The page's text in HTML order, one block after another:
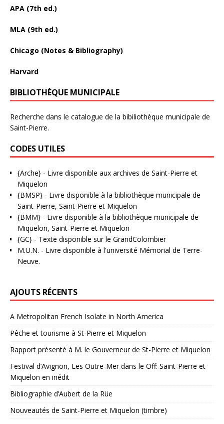
APA (7th ed.)
MLA (9th ed.)
Chicago (Notes & Bibliography)
Harvard
BIBLIOTHÈQUE MUNICIPALE
Recherche dans le catalogue de la bibiliothèque municipale de
Saint-Pierre.
CODES UTILES
{Arche} - Livre disponible aux archives de Saint-Pierre et
Miquelon
{BMSP} - Livre disponible à la bibliothèque municipale de
Saint-Pierre, Saint-Pierre et Miquelon
{BMM} - Livre disponible à la bibliothèque municipale de
Miquelon, Saint-Pierre et Miquelon
{GC} - Texte disponible sur le GrandColombier
M.U.N. - Livre disponible à l'université Mémorial de Terre-
Neuve.
AJOUTS RÉCENTS
A Metropolitan French Isolate in North America
Pêche et tourisme à St-Pierre et Miquelon
Rapport présenté à M. le Gouverneur de St-Pierre et Miquelon
Festival d’Avignon, Les Outre-Mer dans le Off: Saint-Pierre et
Miquelon en inédit
Bibliographie d’Aubert de la Rüe
Nouveautés de Saint-Pierre et Miquelon (timbre)